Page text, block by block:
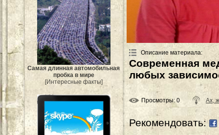
Самая длинная автомобильная
пробка в мире
[Интересные факты]
Описание материала:
Современная
любых
Просмотры: 0 Ах,
Рекомендовать: